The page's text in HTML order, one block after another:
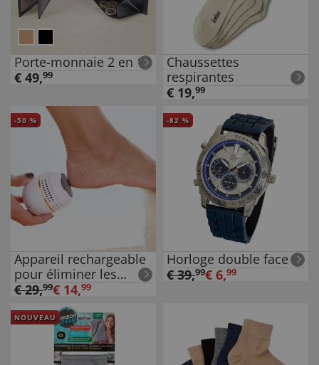
Porte-monnaie 2 en 1
€ 49,99
Chaussettes
respirantes
€ 19,99
-50 %
Appareil rechargeable
pour éliminer les
callosités
€29,99€ 14,99
-82 %
Horloge double face
€39,99€ 6,99
NOUVEAU